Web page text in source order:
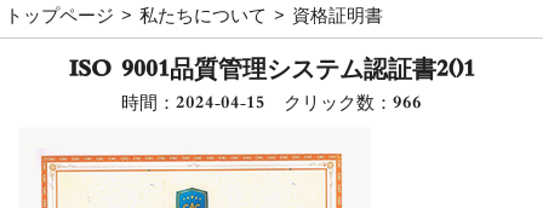
トップページ >私たちについて > 資格証明書
ISO 9001品質管理システム認証書2()1
時間：2024-04-15 クリック数： 966